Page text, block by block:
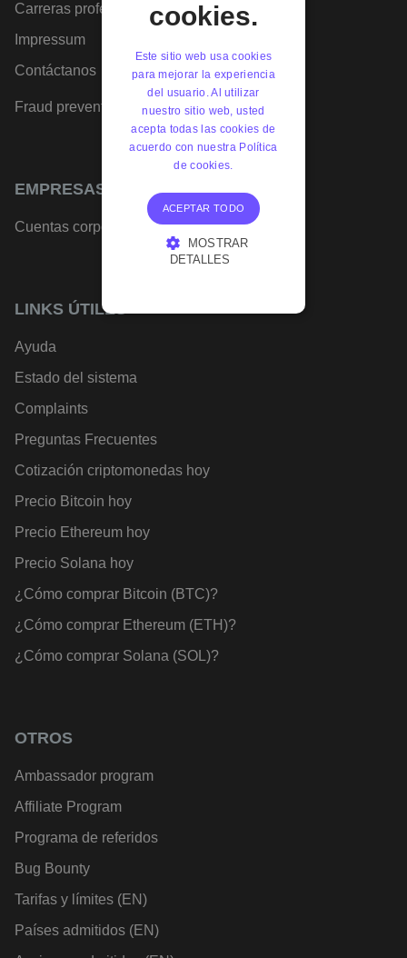
Carreras profesionales
Impressum
Contáctanos
Fraud prevention
EMPRESAS
Cuentas corporativas
LINKS ÚTILES
Ayuda
Estado del sistema
Complaints
Preguntas Frecuentes
Cotización criptomonedas hoy
Precio Bitcoin hoy
Precio Ethereum hoy
Precio Solana hoy
¿Cómo comprar Bitcoin (BTC)?
¿Cómo comprar Ethereum (ETH)?
¿Cómo comprar Solana (SOL)?
OTROS
Ambassador program
Affiliate Program
Programa de referidos
Bug Bounty
Tarifas y límites (EN)
Países admitidos (EN)
cookies.
Este sitio web usa cookies
para mejorar la experiencia
del usuario. Al utilizar
nuestro sitio web, usted
acepta todas las cookies de
acuerdo con nuestra Política
de cookies.
ACEPTAR TODO
MOSTRAR
DETALLES